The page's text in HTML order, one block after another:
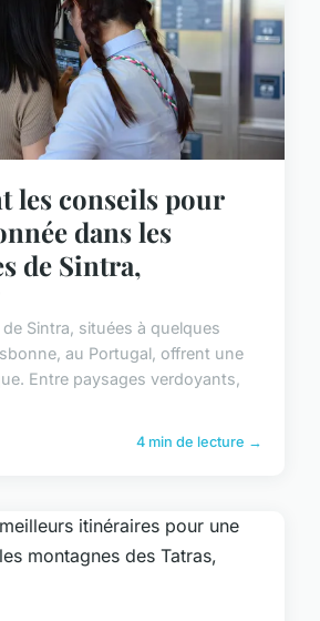
les conseils pour
dans les
de Sintra,
Sintra, situées à quelques
au Portugal, offrent une
Entre paysages verdoyants,
4 min de lecture →